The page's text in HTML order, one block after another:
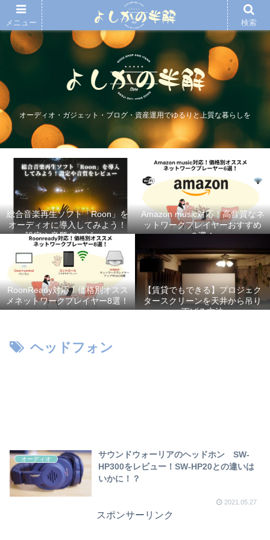
オーディオ・ガジェット・ブログ・資産運用でゆるりと上質な暮らしを
総合音楽再生ソフト「Roon」を
オーディオに導入してみよう！
設定や音質をレビュー
Amazon music対応！高音質なネ
ットワークプレイヤーおすすめ
６選！
RoonReady対応！価格別オスス
メネットワークプレイヤー8選！
【賃貸でもできる】プロジェク
タースクリーンを天井から吊り
下げる方法
ヘッドフォン
オーディオ
サウンドウォーリアのヘッドホン SW-
HP300をレビュー！SW-HP20との違いは
いかに！？
2021.05.27
スポンサーリンク
メニュー 検索